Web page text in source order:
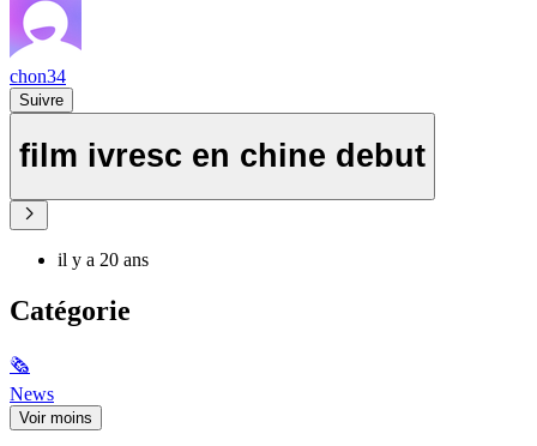
chon34
Suivre
film ivresc en chine debut
il y a 20 ans
Catégorie
🗞
News
Voir moins